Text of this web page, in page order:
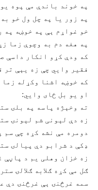
په خوند باندې مې پوه
په زور يا په چل ول خو
خو غواړم ېې په خوښه په
په هغه دم به وچوې زما
که ودې کړو انکار داسې
فقير وايي چې زه يېې تر
که خوښه اشنا وکړله زما
او يو بل ځای وايي:
ته وخېژه پاسه په بلۍ
زه دې لېونی شم لېونۍ
دومره مې نشه کړه چې سم
ډکې د شرابو دې پيالۍ
زه خزان وهلی يم د پاڼې
ګل مې کړه ګلابه ګلالۍ
سمه غرڅنۍ ېې غرڅنۍ دې